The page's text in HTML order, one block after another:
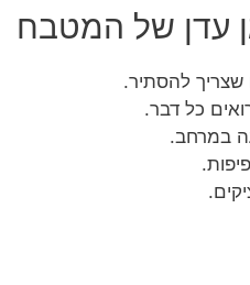
להסתיר.
כל דבר.
במרחב.